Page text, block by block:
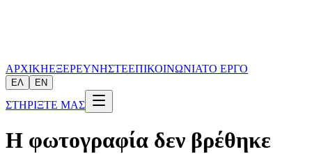
ΑΡΧΙΚΗΕΞΕΡΕΥΝΗΣΤΕΕΠΙΚΟΙΝΩΝΙΑΤΟ ΕΡΓΟ
ΕΛ EN
ΣΤΗΡΙΞΤΕ ΜΑΣ
Η φωτογραφία δεν βρέθηκε